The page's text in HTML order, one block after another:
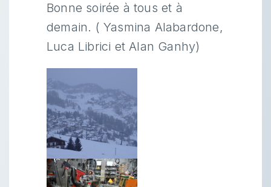
Bonne soirée à tous et à
demain. ( Yasmina Alabardone,
Luca Librici et Alan Ganhy)